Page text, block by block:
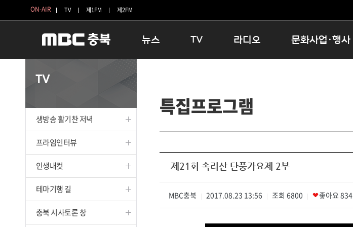
ON-AIR TV 제1FM 제2FM
뉴스
보은
옥천
TV
인생내컷
테마기행 길
시청자 FLEX
특집프로그램
종영프로그램
라디오
16:00 완벽한 하루
우리 고향, 부탁해!
문화사업·행사
충청북도 음식문화페스타
청원생명쌀 대청호마라톤
로컬 콘텐츠 Hub
문화행사 아카이빙
TV
생방송 활기찬 저녁
프라임인터뷰
인생내컷
테마기행 길
충북 시사토론 창
특집프로그램
제21회 속리산 단풍가요제 2부
MBC충북 2017.08.23 13:56 조회 6800 좋아요834